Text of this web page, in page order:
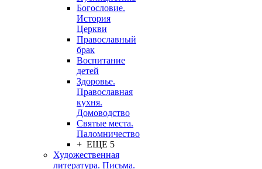
Богословие.
История
Церкви
Православный
брак
Воспитание
детей
Здоровье.
Православная
кухня.
Домоводство
Святые места.
Паломничество
+ ЕЩЕ 5
Художественная
литература. Письма.